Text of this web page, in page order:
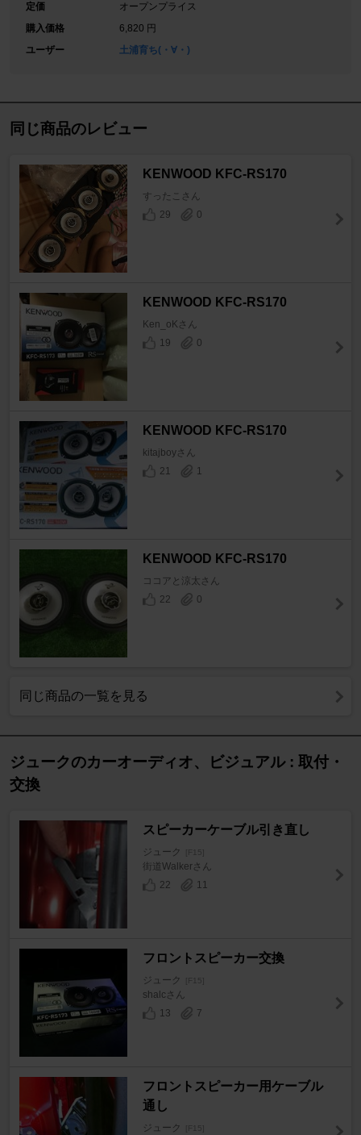
定価
オープンプライス
購入価格
6,820 円
ユーザー
土浦育ち(・∀・)
同じ商品のレビュー
KENWOOD KFC-RS170
すったこさん
29
0
KENWOOD KFC-RS170
Ken_oKさん
19
0
KENWOOD KFC-RS170
kitajboyさん
21
1
KENWOOD KFC-RS170
ココアと涼太さん
22
0
同じ商品の一覧を見る
ジュークのカーオーディオ、ビジュアル : 取付・
交換
スピーカーケーブル引き直し
ジューク [F15]
街道Walkerさん
22
11
フロントスピーカー交換
ジューク [F15]
shalcさん
13
7
フロントスピーカー用ケーブル
通し
ジューク [F15]